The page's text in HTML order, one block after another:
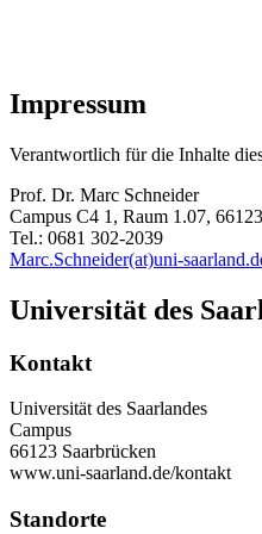
Impressum
Verantwortlich für die Inhalte
Prof. Dr. Marc Schneider
Campus C4 1, Raum 1.07,
Tel.: 0681 302-2039
Marc.Schneider(at)uni-
Universität des
Kontakt
Universität des Saarlandes
Campus
66123 Saarbrücken
www.uni-saarland.de/kontakt
Standorte